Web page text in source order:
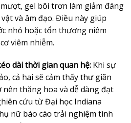
gel bôi trơn làm giảm đáng
và âm đạo. Điều này giúp
nhỏ hoặc tổn thương niêm
viêm nhiễm.
dài thời gian quan hệ: Khi sự
cả hai sẽ cảm thấy thư giãn
thăng hoa và dễ dàng đạt
cứu từ Đại học Indiana
nữ báo cáo trải nghiệm tình